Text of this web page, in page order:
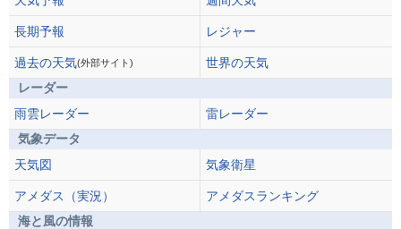
長期予報 レジャー
過去の天気(外部サイト)
世界の天気
レーダー
雨雲レーダー
雷レーダー
気象データ
天気図
気象衛星
アメダス（実況）
アメダスランキング
海と風の情報